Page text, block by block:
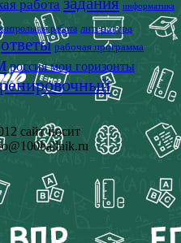
работа информатика
работа литература
ответы рабочая программа
россия мои горизонты
сайт носит